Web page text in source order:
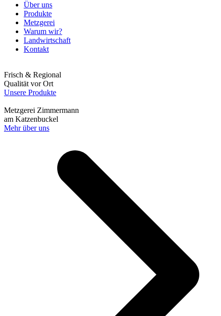
Über uns
Produkte
Metzgerei
Warum wir?
Landwirtschaft
Kontakt
Frisch & Regional
Qualität vor Ort
Unsere Produkte
Metzgerei Zimmermann
am Katzenbuckel
Mehr über uns